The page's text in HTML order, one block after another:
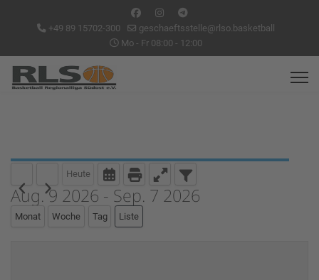
+49 89 15702-300
geschaeftsstelle@rlso.basketball
Mo - Fr 08:00 - 12:00
Heute
Aug. 9 2026 - Sep. 7 2026
Monat Woche Tag Liste